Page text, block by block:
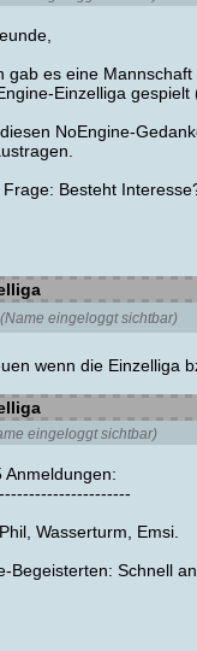
gab es eine
Einzelliga
NoEngine-
Besteht
(Name eingeloggt sichtbar)
wenn die Einzelliga
eingeloggt sichtbar)
Anmeldungen:
Wasserturm, Emsi.
Begeisterten: Schnell